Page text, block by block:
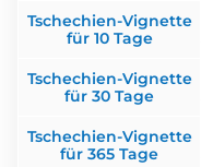
Tschechien-Vignette
für 10 Tage
Tschechien-Vignette
für 30 Tage
Tschechien-Vignette
für 365 Tage